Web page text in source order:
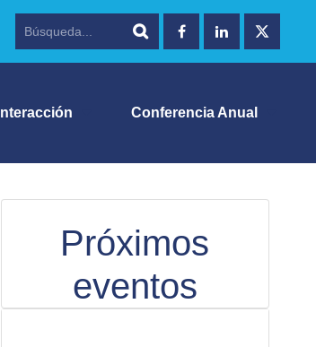
Interacción Conferencia Anual
Próximos
eventos